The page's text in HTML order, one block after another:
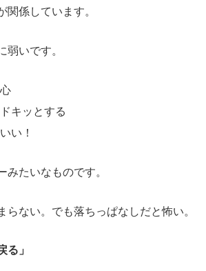
関係しています。
弱いです。
キッとする
い！
みたいなものです。
らない。でも落ちっぱなしだと怖い。
る」